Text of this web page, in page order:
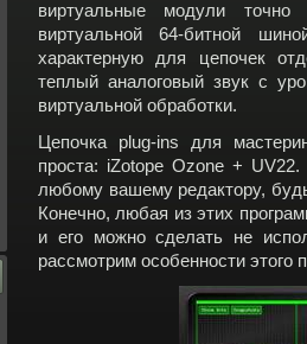
виртуальные модули
виртуальной 64-битной
характерную для цепочек
теплый аналоговый звук с
виртуальной обработки.
Цепочка plug-ins для
проста: iZotope Ozone +
любому вашему редактору,
Конечно, любая из этих
и его можно сделать не
рассмотрим особенности этого